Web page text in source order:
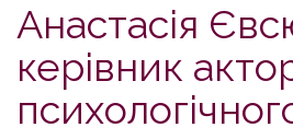
Анастасія
керівник